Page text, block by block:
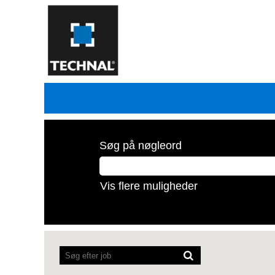
Søg på nøgleord
Vis flere muligheder
kan
ikke